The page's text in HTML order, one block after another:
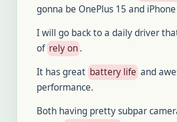
gonna be OnePlus 15 and iPhone
I will go back to a daily driver
of rely on.
It has great battery life and
performance.
Both having pretty subpar